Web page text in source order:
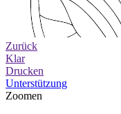
Zurück
Klar
Drucken
Unterstützung
Zoomen